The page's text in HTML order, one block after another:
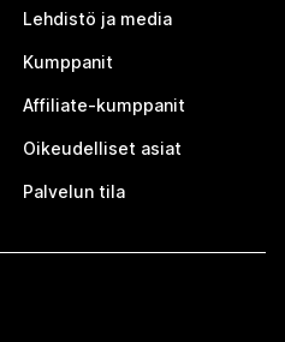
Lehdistö ja media
Kumppanit
Affiliate-kumppanit
Oikeudelliset asiat
Palvelun tila